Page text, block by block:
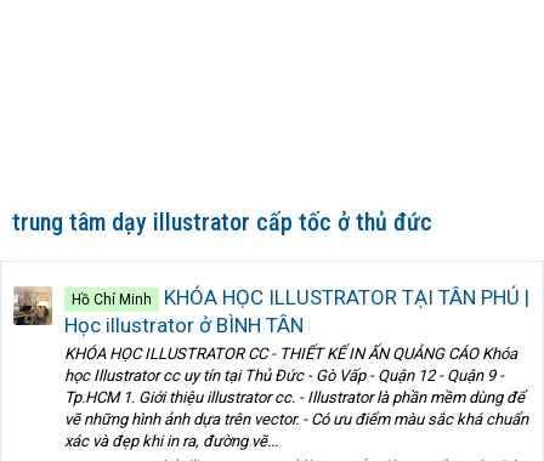
trung tâm dạy illustrator cấp tốc ở thủ đức
Hồ Chí Minh
KHÓA HỌC ILLUSTRATOR TẠI TÂN PHÚ |
Học illustrator ở BÌNH TÂN
KHÓA HỌC ILLUSTRATOR CC - THIẾT KẾ IN ẤN QUẢNG CÁO Khóa
học Illustrator cc uy tín tại Thủ Đức - Gò Vấp - Quận 12 - Quận 9 -
Tp.HCM 1. Giới thiệu illustrator cc. - Illustrator là phần mềm dùng để
vẽ những hình ảnh dựa trên vector. - Có ưu điểm màu sắc khá chuẩn
xác và đẹp khi in ra, đường vẽ...